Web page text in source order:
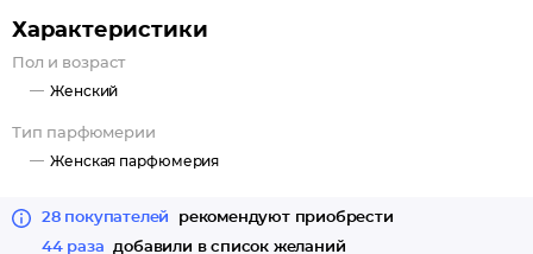
настроение. Начальные ноты: ямайский перец, фрезия; Нота
сердца: гелиотроп, жасмин, гибискус, болгарская роза;
Конечная нота: гималайский кедр, сандаловое дерево.
Versage Еcletta - аромат полный шарма и непосредственности.
Он не покинет Вас, пока Вы остаетесь самой собой и
ноты: листья лимона, зеленая сирень; Нота сердца: глиниция,
Характеристики
Пол и возраст
Женский
Тип парфюмерии
Женская парфюмерия
28 покупателей
рекомендуют приобрести
44 раза
добавили в список желаний